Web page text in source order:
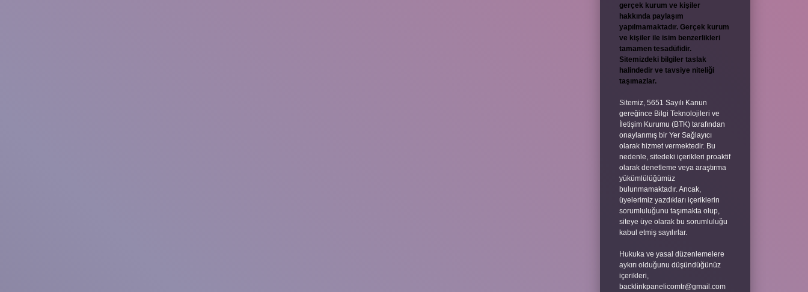
gerçek kurum ve kişiler
hakkında paylaşım
yapılmamaktadır. Gerçek kurum
ve kişiler ile isim benzerlikleri
tamamen tesadüfidir.
Sitemizdeki bilgiler taslak
halindedir ve tavsiye niteliği
taşımazlar.
Sitemiz, 5651 Sayılı Kanun
gereğince Bilgi Teknolojileri ve
İletişim Kurumu (BTK) tarafından
onaylanmış bir Yer Sağlayıcı
olarak hizmet vermektedir. Bu
nedenle, sitedeki içerikleri proaktif
olarak denetleme veya araştırma
yükümlülüğümüz
bulunmamaktadır. Ancak,
üyelerimiz yazdıkları içeriklerin
sorumluluğunu taşımakta olup,
siteye üye olarak bu sorumluluğu
kabul etmiş sayılırlar.
Hukuka ve yasal düzenlemelere
aykırı olduğunu düşündüğünüz
içerikleri,
backlinkpanelicomtr@gmail.com